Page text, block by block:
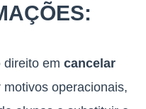
direito em cancelar
motivos operacionais,